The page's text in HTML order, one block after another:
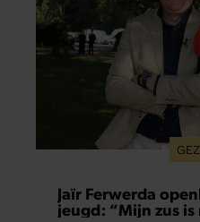
Jaïr Ferwerda
jeugd: “Mijn zus